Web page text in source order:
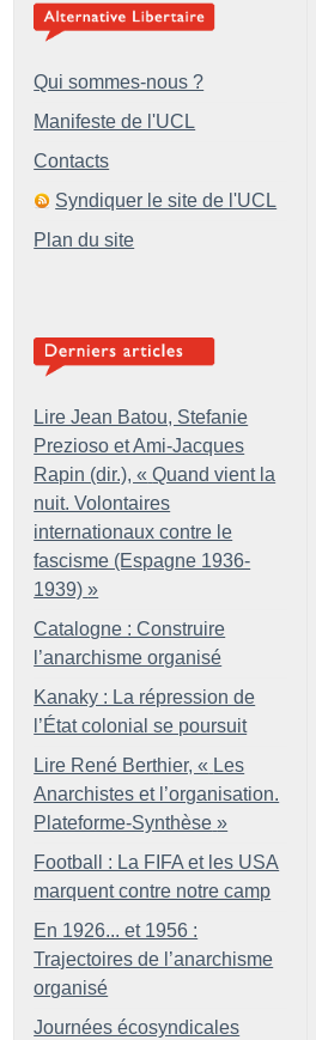
Qui sommes-nous ?
Manifeste de l'UCL
Contacts
Syndiquer le site de l'UCL
Plan du site
Lire Jean Batou, Stefanie
Prezioso et Ami-Jacques
Rapin (dir.), « Quand vient la
nuit. Volontaires
internationaux contre le
fascisme (Espagne 1936-
1939) »
Catalogne : Construire
l’anarchisme organisé
Kanaky : La répression de
l’État colonial se poursuit
Lire René Berthier, « Les
Anarchistes et l’organisation.
Plateforme-Synthèse »
Football : La FIFA et les USA
marquent contre notre camp
En 1926... et 1956 :
Trajectoires de l’anarchisme
organisé
Journées écosyndicales